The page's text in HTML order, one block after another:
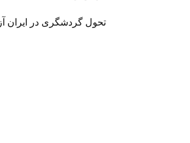
تحول گردشگری در ایران